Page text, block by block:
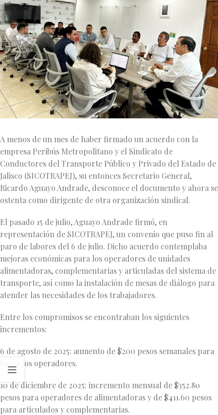
A menos de un mes de haber firmado un acuerdo con la
empresa Peribús Metropolitano y el Sindicato de
Conductores del Transporte Público y Privado del Estado de
Jalisco (SICOTRAPEJ), su entonces Secretario General,
Ricardo Aguayo Andrade, desconoce el documento y ahora se
ostenta como dirigente de otra organización sindical.
El pasado 15 de julio, Aguayo Andrade firmó, en
representación de SICOTRAPEJ, un convenio que puso fin al
paro de labores del 6 de julio. Dicho acuerdo contemplaba
mejoras económicas para los operadores de unidades
alimentadoras, complementarias y articuladas del sistema de
transporte, así como la instalación de mesas de diálogo para
atender las necesidades de los trabajadores.
Entre los compromisos se encontraban los siguientes
incrementos:
6 de agosto de 2025: aumento de $200 pesos semanales para
todos los operadores.
10 de diciembre de 2025: incremento mensual de $352.80
pesos para operadores de alimentadoras y de $411.60 pesos
para articulados y complementarias.